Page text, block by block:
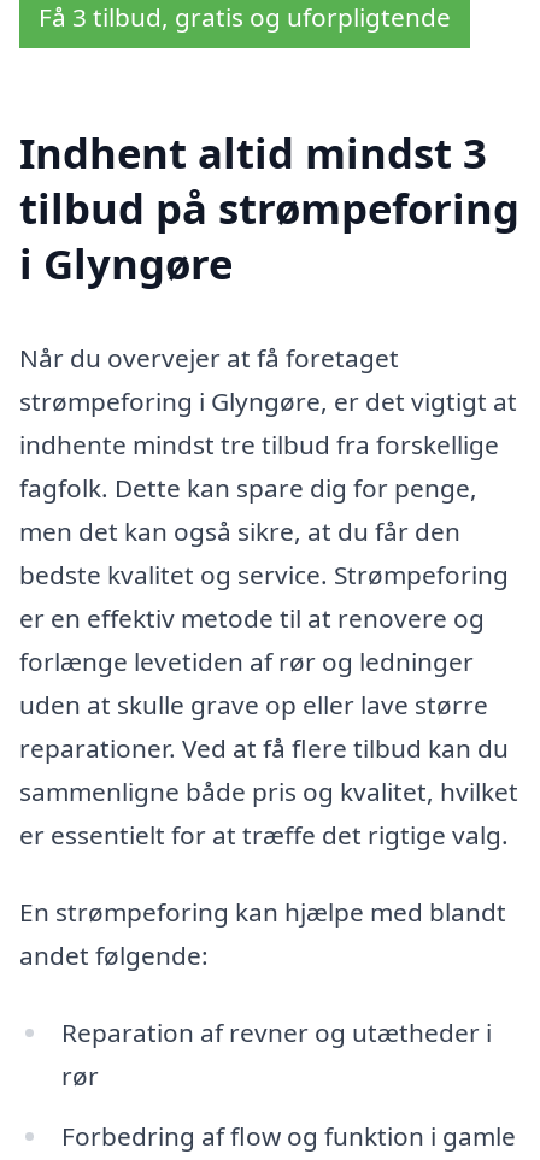
Få 3 tilbud, gratis og uforpligtende
Indhent altid mindst 3
tilbud på strømpeforing
i Glyngøre
Når du overvejer at få foretaget
strømpeforing i Glyngøre, er det vigtigt at
indhente mindst tre tilbud fra forskellige
fagfolk. Dette kan spare dig for penge,
men det kan også sikre, at du får den
bedste kvalitet og service. Strømpeforing
er en effektiv metode til at renovere og
forlænge levetiden af rør og ledninger
uden at skulle grave op eller lave større
reparationer. Ved at få flere tilbud kan du
sammenligne både pris og kvalitet, hvilket
er essentielt for at træffe det rigtige valg.
En strømpeforing kan hjælpe med blandt
andet følgende:
Reparation af revner og utætheder i
rør
Forbedring af flow og funktion i gamle